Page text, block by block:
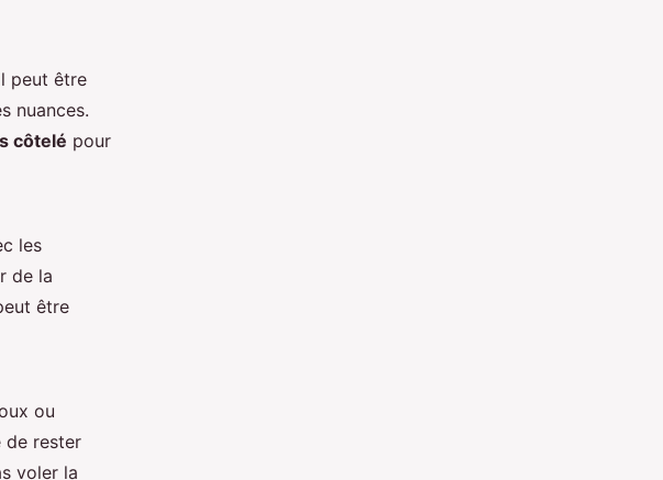
peut être
nuances.
côtelé pour
les
de la
être
ou
de rester
voler la